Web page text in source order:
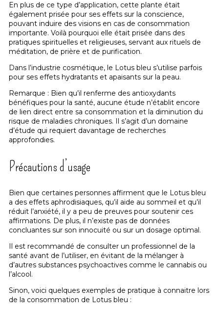
En plus de ce type d’application, cette plante était
également prisée pour ses effets sur la conscience,
pouvant induire des visions en cas de consommation
importante. Voilà pourquoi elle était prisée dans des
pratiques spirituelles et religieuses, servant aux rituels de
méditation, de prière et de purification.
Dans l’industrie cosmétique, le Lotus bleu s’utilise parfois
pour ses effets hydratants et apaisants sur la peau.
Remarque : Bien qu’il renferme des antioxydants
bénéfiques pour la santé, aucune étude n’établit encore
de lien direct entre sa consommation et la diminution du
risque de maladies chroniques. Il s’agit d’un domaine
d’étude qui requiert davantage de recherches
approfondies.
Précautions d’usage
Bien que certaines personnes affirment que le Lotus bleu
a des effets aphrodisiaques, qu’il aide au sommeil et qu’il
réduit l’anxiété, il y a peu de preuves pour soutenir ces
affirmations. De plus, il n’existe pas de données
concluantes sur son innocuité ou sur un dosage optimal.
Il est recommandé de consulter un professionnel de la
santé avant de l’utiliser, en évitant de la mélanger à
d’autres substances psychoactives comme le cannabis ou
l’alcool.
Sinon, voici quelques exemples de pratique à connaitre lors
de la consommation de Lotus bleu :